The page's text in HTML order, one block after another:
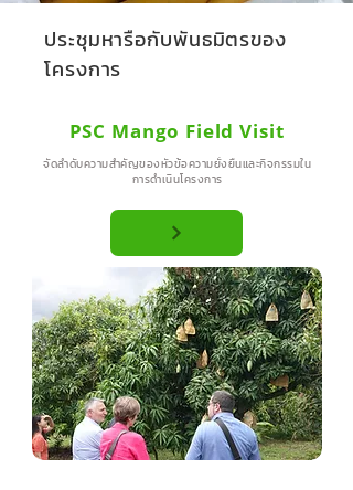
ประชุมหารือกับพันธมิตรของ
โครงการ
PSC Mango Field Visit
จัดลำดับความสำคัญของหัวข้อความยั่งยืนและกิจกรรมใน
การดำเนินโครงการ